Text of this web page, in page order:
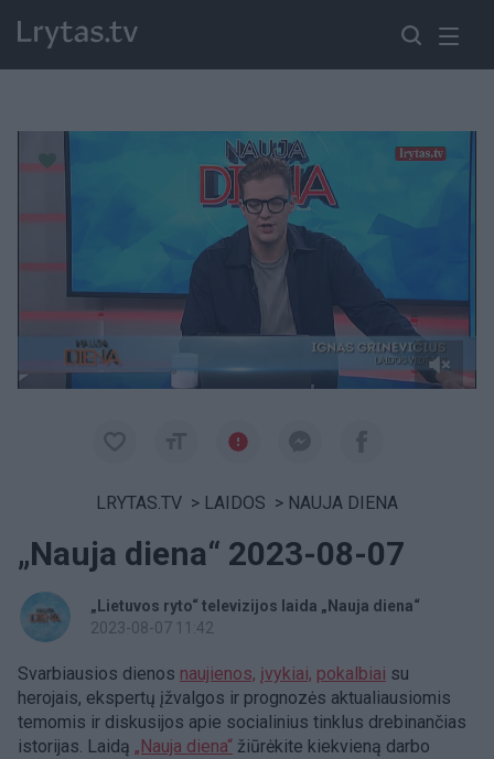
LRYTAS.TV > LAIDOS > NAUJA DIENA
„Nauja diena“ 2023-08-07
„Lietuvos ryto“ televizijos laida „Nauja diena“
2023-08-07 11:42
Svarbiausios dienos naujienos, įvykiai, pokalbiai su
herojais, ekspertų įžvalgos ir prognozės aktualiausiomis
temomis ir diskusijos apie socialinius tinklus drebinančias
istorijas. Laidą „Nauja diena“ žiūrėkite kiekvieną darbo